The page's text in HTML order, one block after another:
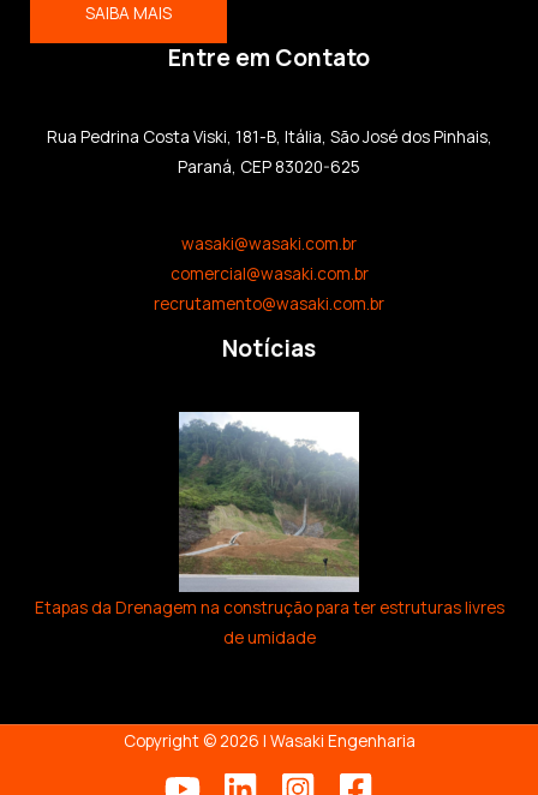
SAIBA MAIS
Entre em Contato
Rua Pedrina Costa Viski, 181-B, Itália, São José dos Pinhais,
Paraná, CEP 83020-625
wasaki@wasaki.com.br
comercial@wasaki.com.br
recrutamento@wasaki.com.br
Notícias
Etapas da Drenagem na construção para ter estruturas livres
de umidade
Copyright © 2026 | Wasaki Engenharia